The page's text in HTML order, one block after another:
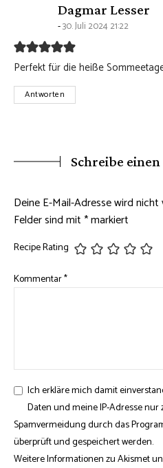
Dagmar Lesser
30. Juli 2024 21:22
Perfekt für die heiße
Antworten
Schreibe
Deine E-Mail-Adresse wird
Felder sind mit*markiert
Recipe Rating
Kommentar*
Ich erkläre mich damit
Daten und meine IP-Adresse nur
Spamvermeidung durch das
überprüft und gespeichert werden.
Weitere Informationen zu Akismet